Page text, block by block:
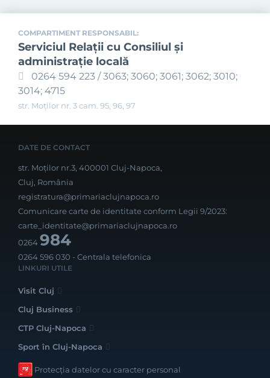
COMPARTIMENT RESPONSABIL:
Serviciul Relaţii cu Consiliul şi
administraţie locală
0264 594 223 / 3063; 3060; 3061; 3062; 3010;
3014; 4715
str. Moților nr. 3 cam. 95, 96, 97
DATE DE CONTACT
str. Moților nr.3, 400001 Cluj-Napoca,
Cluj, România
registratura@primariaclujnapoca.ro
Comunicare carte de identitate conform Legii 9/2023:
carte_identitate@primariaclujnapoca.ro
0264984
0264 596 030 - Centrala telefonica
LINKURI UTILE
Visit Cluj
Cluj Business
CTP Cluj-Napoca
Sport în Cluj-Napoca
Protecția datelor cu caracter personal